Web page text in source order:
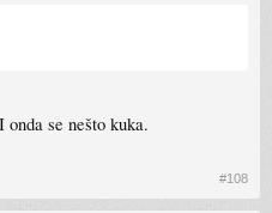
se nešto kuka.
#108